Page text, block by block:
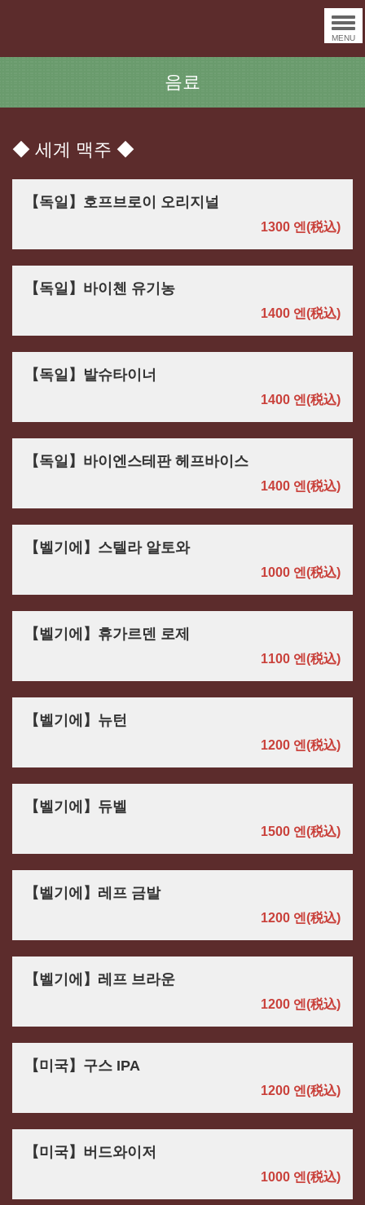
MENU
음료
◆ 세계 맥주 ◆
【독일】호프브로이 오리지널
1300 엔 (税込)
【독일】바이첸 유기농
1400 엔 (税込)
【독일】발슈타이너
1400 엔 (税込)
【독일】바이엔스테판 헤프바이스
1400 엔 (税込)
【벨기에】스텔라 알토와
1000 엔 (税込)
【벨기에】휴가르덴 로제
1100 엔 (税込)
【벨기에】뉴턴
1200 엔 (税込)
【벨기에】듀벨
1500 엔 (税込)
【벨기에】레프 금발
1200 엔 (税込)
【벨기에】레프 브라운
1200 엔 (税込)
【미국】구스 IPA
1200 엔 (税込)
【미국】버드와이저
1000 엔 (税込)